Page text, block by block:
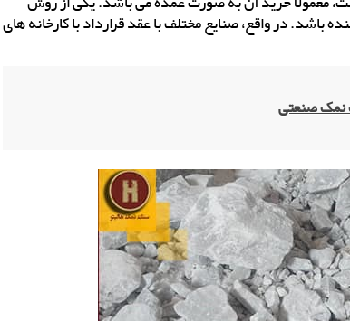
باشد. در واقع، صنایع مختلف با عقد قرارداد با کارخانه های
صنعتی